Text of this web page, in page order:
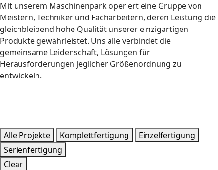
Mit unserem Maschinenpark operiert eine Gruppe von
Meistern, Techniker und Facharbeitern, deren Leistung die
gleichbleibend hohe Qualität unserer einzigartigen
Produkte gewährleistet. Uns alle verbindet die
gemeinsame Leidenschaft, Lösungen für
Herausforderungen jeglicher Größenordnung zu
entwickeln.
Alle Projekte Komplettfertigung
Einzelfertigung
Serienfertigung
Clear